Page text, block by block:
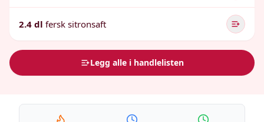
2.4 dl fersk sitronsaft
Legg alle i handlelisten